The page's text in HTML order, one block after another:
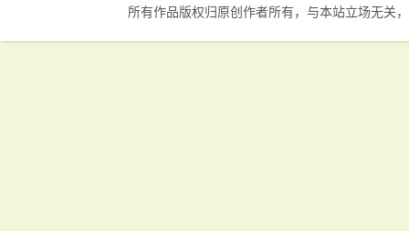
所有作品版权归原创作者所有，与本站立场无关